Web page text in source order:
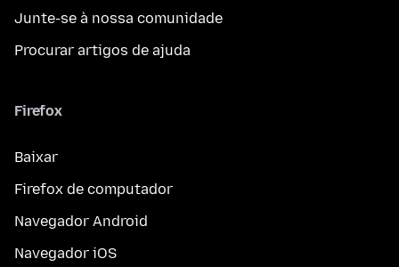
Junte-se à nossa comunidade
Procurar artigos de ajuda
Firefox
Baixar
Firefox de computador
Navegador Android
Navegador iOS